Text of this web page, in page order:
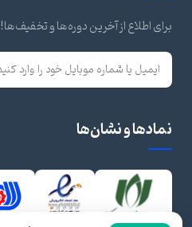
برای اطلاع از آخرین دوره‌ها و تخفیف‌ها!
نمادها و نشان‌ها